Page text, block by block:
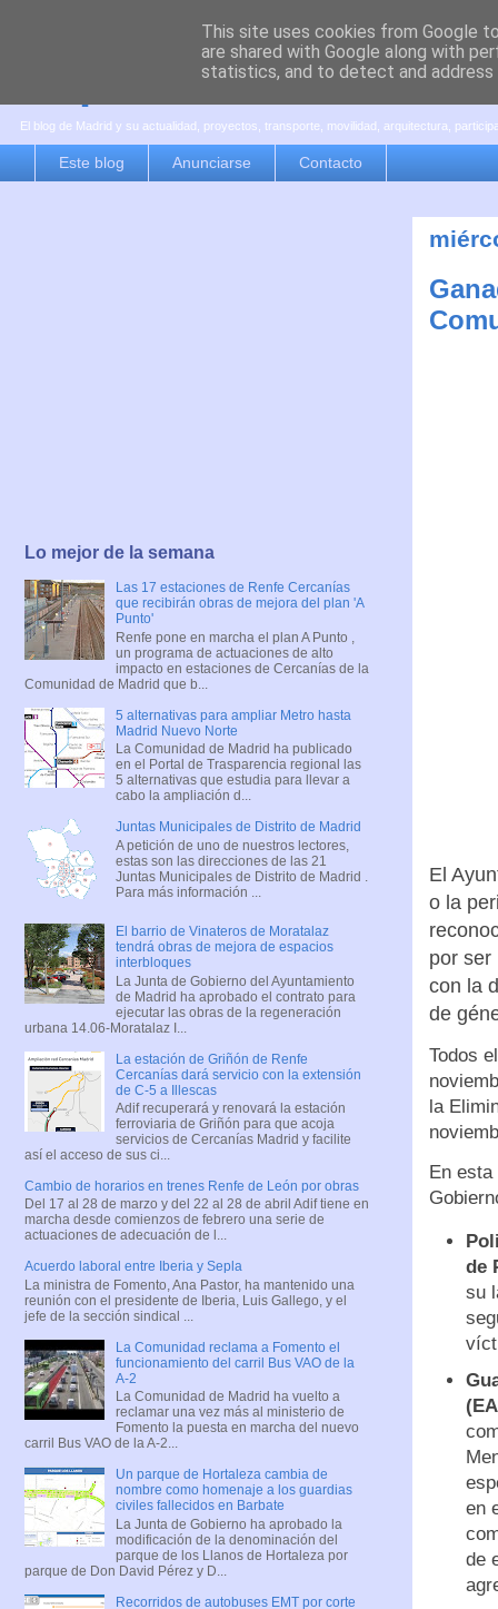
es por madrid
El blog de Madrid y su actualidad, proyectos, transporte, movilidad, arquitectura,
Este blog Anunciarse Contacto
El
o la
por ser
con la
de
Todos
la
En
de
su
en
de
Lo mejor de la semana
Las 17 estaciones de Renfe Cercanías
que recibirán obras de mejora del plan 'A
Punto'
Renfe pone en marcha el plan A Punto ,
un programa de actuaciones de alto
impacto en estaciones de Cercanías de la
Comunidad de Madrid que b...
5 alternativas para ampliar Metro hasta
Madrid Nuevo Norte
La Comunidad de Madrid ha publicado
en el Portal de Trasparencia regional las
5 alternativas que estudia para llevar a
cabo la ampliación d...
Juntas Municipales de Distrito de Madrid
A petición de uno de nuestros lectores,
estas son las direcciones de las 21
Juntas Municipales de Distrito de Madrid .
Para más información ...
El barrio de Vinateros de Moratalaz
tendrá obras de mejora de espacios
interbloques
La Junta de Gobierno del Ayuntamiento
de Madrid ha aprobado el contrato para
ejecutar las obras de la regeneración
urbana 14.06-Moratalaz I...
La estación de Griñón de Renfe
Cercanías dará servicio con la extensión
de C-5 a Illescas
Adif recuperará y renovará la estación
ferroviaria de Griñón para que acoja
servicios de Cercanías Madrid y facilite
así el acceso de sus ci...
Cambio de horarios en trenes Renfe de León por obras
Del 17 al 28 de marzo y del 22 al 28 de abril Adif tiene en
marcha desde comienzos de febrero una serie de
actuaciones de adecuación de l...
Acuerdo laboral entre Iberia y Sepla
La ministra de Fomento, Ana Pastor, ha mantenido una
reunión con el presidente de Iberia, Luis Gallego, y el
jefe de la sección sindical ...
La Comunidad reclama a Fomento el
funcionamiento del carril Bus VAO de la
A-2
La Comunidad de Madrid ha vuelto a
reclamar una vez más al ministerio de
Fomento la puesta en marcha del nuevo
carril Bus VAO de la A-2...
Un parque de Hortaleza cambia de
nombre como homenaje a los guardias
civiles fallecidos en Barbate
La Junta de Gobierno ha aprobado la
modificación de la denominación del
parque de los Llanos de Hortaleza por
parque de Don David Pérez y D...
Recorridos de autobuses EMT por corte
This site uses cookies from Google
are shared with Google along with
statistics, and to detect and address